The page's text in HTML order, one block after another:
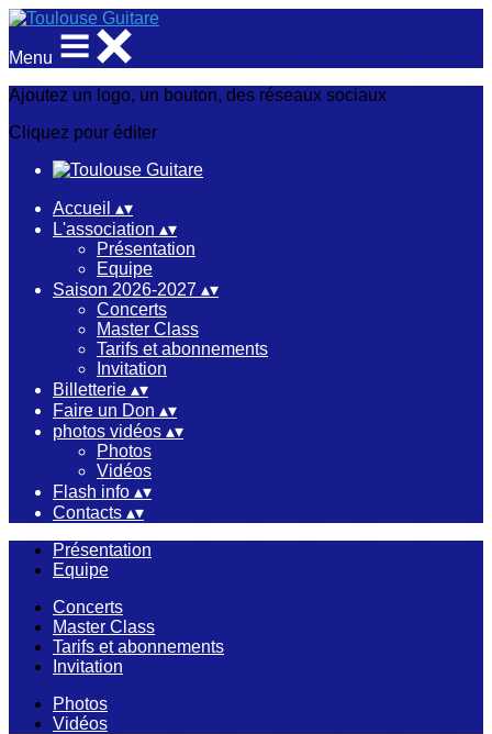
Menu
Ajoutez un logo, un bouton, des réseaux sociaux
Cliquez pour éditer
Accueil ▴▾
L'association ▴▾
Présentation
Equipe
Saison 2026-2027 ▴▾
Concerts
Master Class
Tarifs et abonnements
Invitation
Billetterie ▴▾
Faire un Don ▴▾
photos vidéos ▴▾
Photos
Vidéos
Flash info ▴▾
Contacts ▴▾
Présentation
Equipe
Concerts
Master Class
Tarifs et abonnements
Invitation
Photos
Vidéos